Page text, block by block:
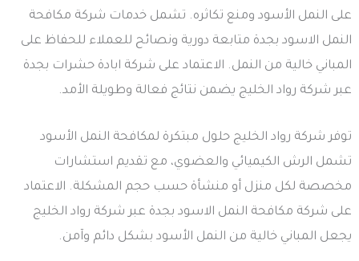
على النمل الأسود ومنع تكاثره. تشمل خدمات شركة مكافحة
النمل الاسود بجدة متابعة دورية ونصائح للعملاء للحفاظ على
المباني خالية من النمل. الاعتماد على شركة ابادة حشرات بجدة
عبر شركة رواد الخليج يضمن نتائج فعالة وطويلة الأمد.
توفر شركة رواد الخليج حلول مبتكرة لمكافحة النمل الأسود
تشمل الرش الكيميائي والعضوي، مع تقديم استشارات
مخصصة لكل منزل أو منشأة حسب حجم المشكلة. الاعتماد
على شركة مكافحة النمل الاسود بجدة عبر شركة رواد الخليج
يجعل المباني خالية من النمل الأسود بشكل دائم وآمن.